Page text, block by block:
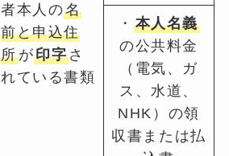
者本人の名
前と申込住
所が印字さ
れている書類
・ 本人名義
の公共料金
（電気、ガ
ス、水道、
NHK）の領
収書または払